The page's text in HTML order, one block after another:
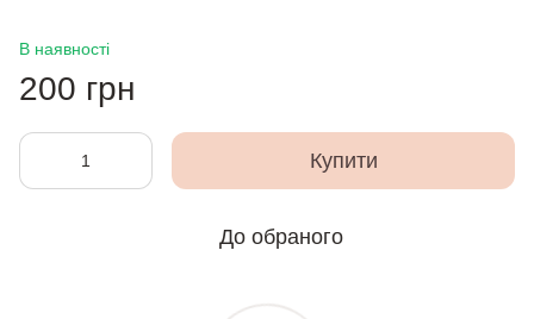
В наявності
200 грн
Купити
До обраного